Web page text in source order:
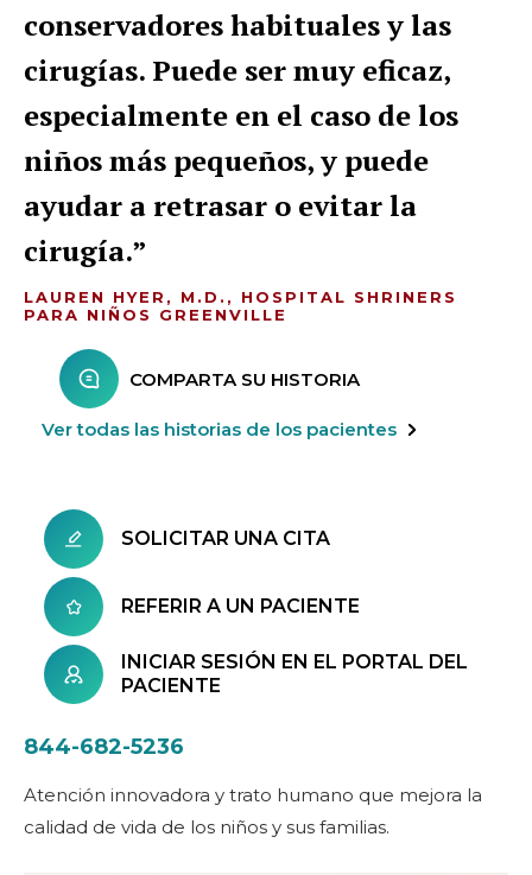
conservadores habituales y las
cirugías. Puede ser muy eficaz,
especialmente en el caso de los
niños más pequeños, y puede
ayudar a retrasar o evitar la
cirugía.
LAUREN HYER, M.D., HOSPITAL SHRINERS
PARA NIÑOS GREENVILLE
COMPARTA SU HISTORIA
Ver todas las historias de los pacientes
SOLICITAR UNA CITA
REFERIR A UN PACIENTE
INICIAR SESIÓN EN EL PORTAL DEL
PACIENTE
844-682-5236
Atención innovadora y trato humano que mejora la
calidad de vida de los niños y sus familias.